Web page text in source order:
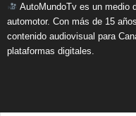
AutoMundoTv es un medio
automotor. Con más de 15
contenido audiovisual para
plataformas digitales.